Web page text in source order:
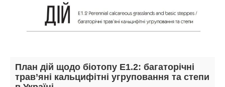
План дій щодо біотопу E1.2: багаторічні
трав’яні кальцифітні угруповання та степи